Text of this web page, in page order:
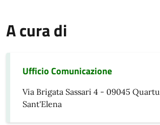
A cura di
Ufficio Comunicazione
Via Brigata Sassari 4 - 09045 Quartu
Sant'Elena